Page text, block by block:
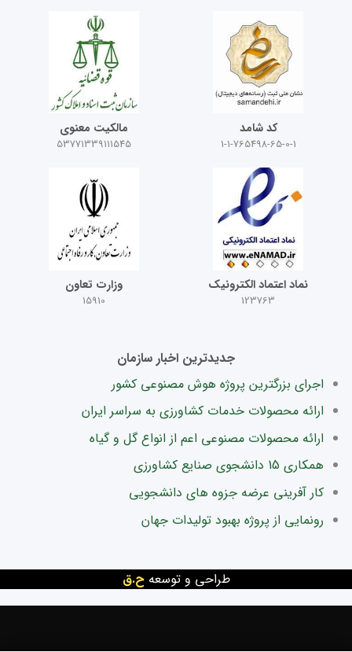
کد شامد
1-1-765498-65-0-1
مالکیت معنوی
53771339111545
نماد اعتماد الکترونیک
123763
وزارت تعاون
15910
جدیدترین اخبار سازمان
اجرای بزرگترین پروژه هوش مصنوعی کشور
ارائه محصولات خدمات کشاورزی به سراسر ایران
ارائه محصولات مصنوعی اعم از انواع گل و گیاه
همکاری 15 دانشجوی صنایع کشاورزی
کار آفرینی عرضه جزوه های دانشجویی
رونمایی از پروژه بهبود تولیدات جهان
طراحی و توسعه ح.ق